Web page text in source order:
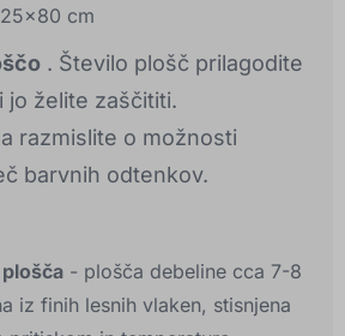
cm
. Število plošč prilagodite
jo želite zaščititi.
razmislite o možnosti
barvnih odtenkov.
- plošča debeline cca 7-8
iz finih lesnih vlaken, stisnjena